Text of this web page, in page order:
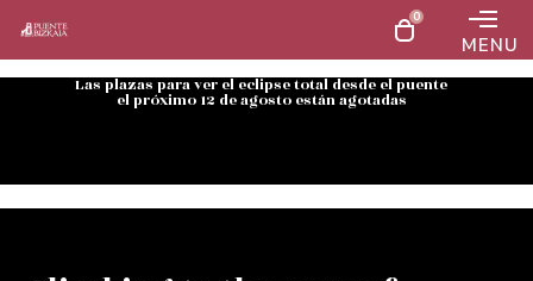
0
MENU
Las plazas para ver el eclipse total desde el puente
el próximo 12 de agosto están agotadas